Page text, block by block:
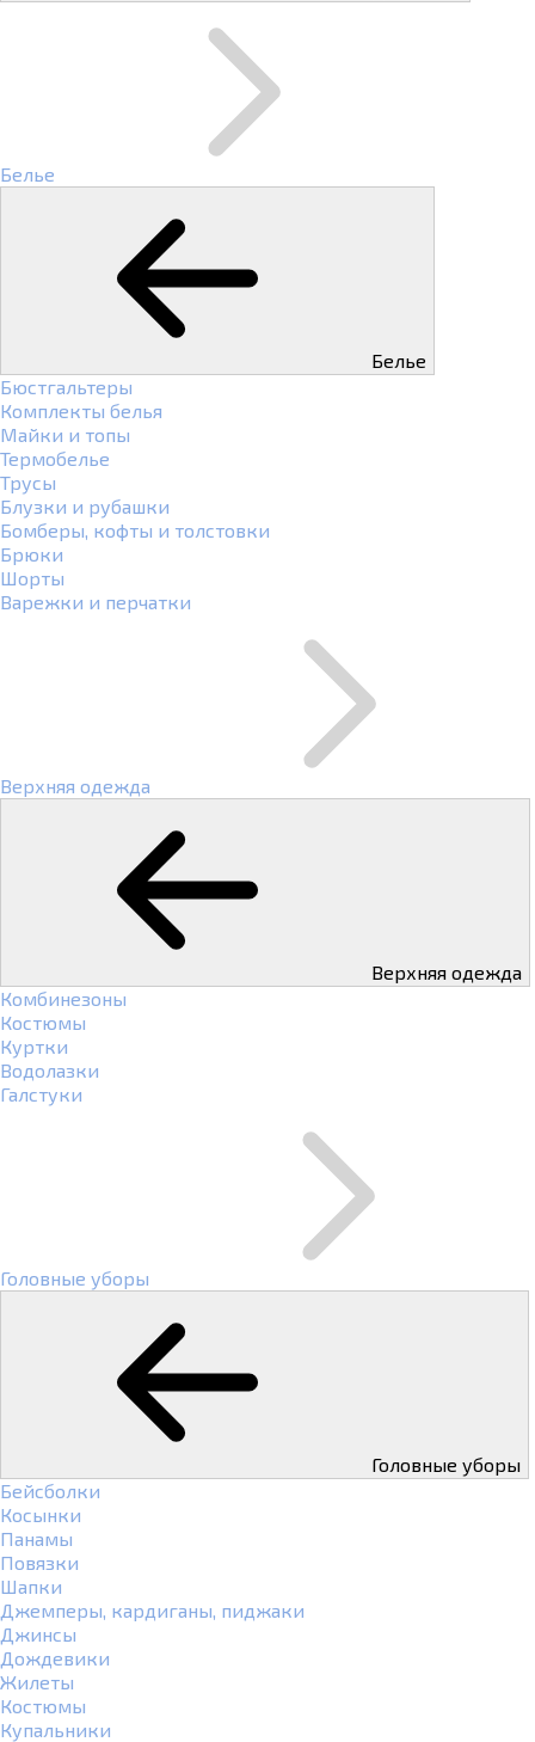
Белье
Белье
Бюстгальтеры
Комплекты белья
Майки и топы
Термобелье
Трусы
Блузки и рубашки
Бомберы, кофты и толстовки
Брюки
Шорты
Варежки и перчатки
Верхняя одежда
Верхняя одежда
Комбинезоны
Костюмы
Куртки
Водолазки
Галстуки
Головные уборы
Головные уборы
Бейсболки
Косынки
Панамы
Повязки
Шапки
Джемперы, кардиганы, пиджаки
Джинсы
Дождевики
Жилеты
Костюмы
Купальники